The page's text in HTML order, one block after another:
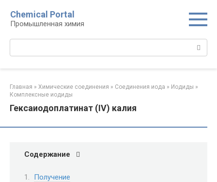
контенту
Chemical Portal
Промышленная химия
Главная » Химические соединения » Соединения иода‎ » Иодиды‎ »
Комплексные иодиды‎
Гексаиодоплатинат (IV) калия
Содержание
Получение